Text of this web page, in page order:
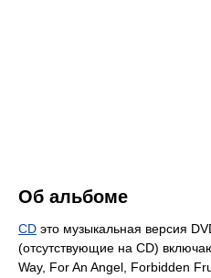
Об альбоме
CD это музыкальная версия
(отсутствующие на CD)
Way, For An Angel, Forbidden